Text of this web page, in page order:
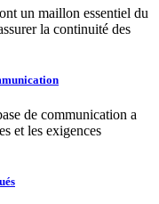
un maillon essentiel du
la continuité des
de communication a
et les exigences